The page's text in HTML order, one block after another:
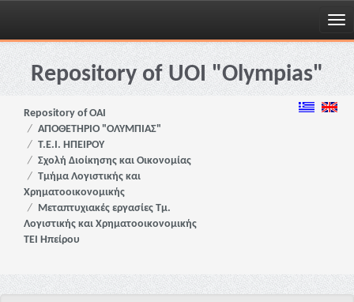
Skip
navigationRepository of UOI "Olympias"
Repository of OAI
ΑΠΟΘΕΤΗΡΙΟ "ΟΛΥΜΠΙΑΣ"
Τ.Ε.Ι. ΗΠΕΙΡΟΥ
Σχολή Διοίκησης και Οικονομίας
Τμήμα Λογιστικής και
Χρηματοοικονομικής
Μεταπτυχιακές εργασίες Τμ.
Λογιστικής και Χρηματοοικονομικής
ΤΕΙ Ηπείρου